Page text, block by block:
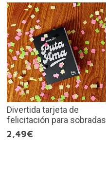
Divertida tarjeta de
felicitación para sobradas
2,49€